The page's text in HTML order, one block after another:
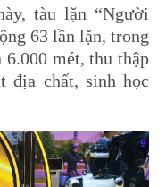
tàu lặn “Người
63 lần lặn, trong
mét, thu thập
địa chất, sinh học